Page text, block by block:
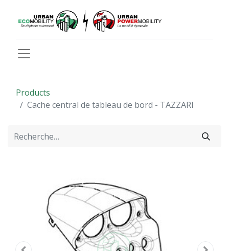
Products
Cache central de tableau de bord - TAZZARI